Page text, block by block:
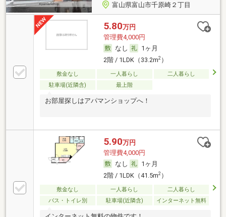
富山県富山市千原崎２丁目
5.80万円
管理費4,000円
なし
1ヶ月
2階 / 1LDK（33.2m2）
敷金なし 一人暮らし
二人暮らし
駐車場(近隣含)
最上階
お部屋探しはアパマンショップへ！
5.90万円
管理費4,000円
なし
1ヶ月
2階 / 1LDK（41.5m2）
敷金なし 一人暮らし
二人暮らし
バス・トイレ別
駐車場(近隣含) インターネット無料